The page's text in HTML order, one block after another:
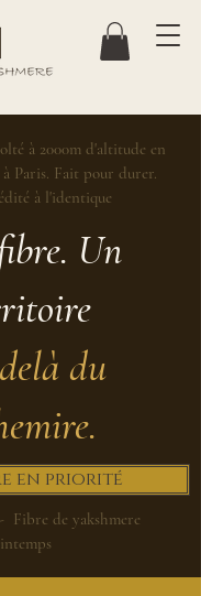
à 2000m d'altitude en
Paris. Fait pour durer.
à l'identique
Un
du
en priorité
Fibre de yakshmere